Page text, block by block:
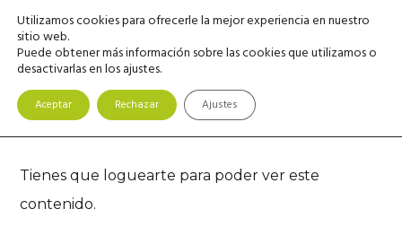
Saltar
navegación
principal
Saltar
contenido
principal
Saltar
barra
lateral
principal
MENU
Tienes que loguearte para poder ver este
contenido.
Utilizamos cookies para ofrecerle la mejor experiencia en nuestro
sitio web.
Puede obtener más información sobre las cookies que utilizamos o
desactivarlas en los ajustes.
Aceptar Rechazar Ajustes